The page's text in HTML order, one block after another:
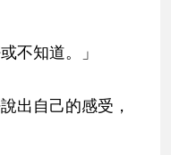
不知道。」
出自己的感受，